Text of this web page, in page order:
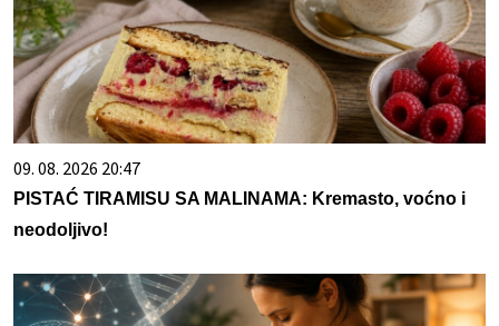
09. 08. 2026 20:47
PISTAĆ TIRAMISU SA MALINAMA: Kremasto, voćno i
neodoljivo!